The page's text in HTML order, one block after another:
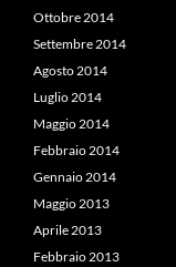
Ottobre 2014
Settembre 2014
Agosto 2014
Luglio 2014
Maggio 2014
Febbraio 2014
Gennaio 2014
Maggio 2013
Aprile 2013
Febbraio 2013